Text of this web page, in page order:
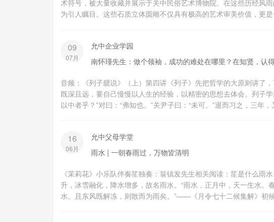
术符号，被大量收藏并展示于关中民俗艺术博物院。在这些历经风
为引人瞩目。这些石质立体圆雕不仅具有极高的艺术审美价值，更
09
07月
允中企业学园
南怀瑾先生：做个领袖，成功的难处在哪里？在知贤，认
音频：《列子臆说》（上）第四讲《列子》先把哲学的大原则讲了
既深且远，要自己慢慢以人生的经验，以精密的思想去体会。列子
以中者乎？”对曰：“弗知也。”关尹子曰：“未可。”退而习之，三年
16
06月
允中父母学堂
雨水 | 一朝春雨过，万物皆清明
《茉莉花》小乐队伴奏笙独奏：翁镇发先生相关阅读：笙是什么雨
升，冰雪融化，降水增多，故名雨水。“雨水，正月中，天一生水
水。且东风既解冻，则散而为雨矣。”——《月令七十二候集解》初